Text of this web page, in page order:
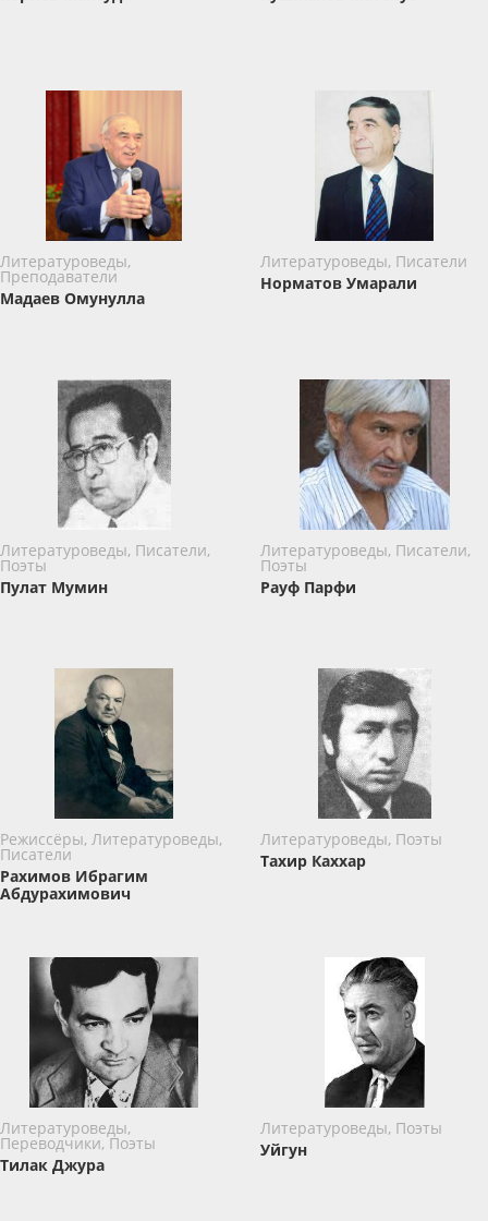
Литературоведы,
Преподаватели
Мадаев Омунулла
Литературоведы, Писатели
Норматов Умарали
Литературоведы, Писатели,
Поэты
Пулат Мумин
Литературоведы, Писатели,
Поэты
Рауф Парфи
Режиссёры, Литературоведы,
Писатели
Рахимов Ибрагим
Абдурахимович
Литературоведы, Поэты
Тахир Каххар
Литературоведы,
Переводчики, Поэты
Тилак Джура
Литературоведы, Поэты
Уйгун